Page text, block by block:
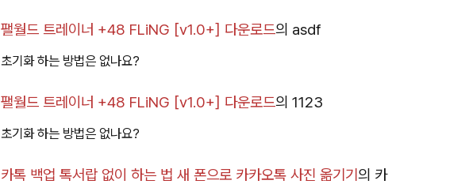
팰월드 트레이너 +48 FLiNG [v1.0+] 다운로드의 asdf
초기화 하는 방법은 없나요?
팰월드 트레이너 +48 FLiNG [v1.0+] 다운로드의 1123
초기화 하는 방법은 없나요?
카톡 백업 톡서랍 없이 하는 법 새 폰으로 카카오톡 사진 옮기기 의 카